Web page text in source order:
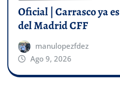
Oficial | Carrasco ya es
del Madrid CFF
manulopezfdez
Ago 9, 2026